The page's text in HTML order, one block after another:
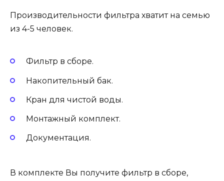
Производительности фильтра хватит на семью
из 4-5 человек.
Фильтр в сборе.
Накопительный бак.
Кран для чистой воды.
Монтажный комплект.
Документация.
В комплекте Вы получите фильтр в сборе,